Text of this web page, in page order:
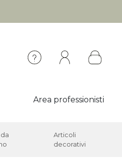
Area professionisti
Articoli
decorativi